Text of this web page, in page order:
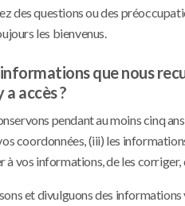
des questions ou des
les bienvenus.
que nous
accès ?
pendant au moins cinq
coordonnées, (iii) les
à vos informations, de les
et divulguons des